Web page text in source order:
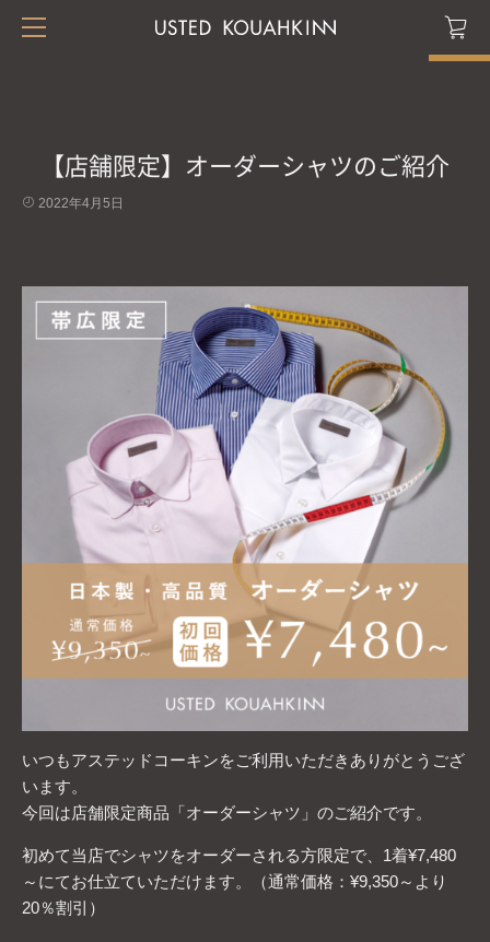
【店舗限定】オーダーシャツのご紹介
2022年4月5日
いつもアステッドコーキンをご利用いただきありがとうござ
います。
今回は店舗限定商品「オーダーシャツ」のご紹介です。
初めて当店でシャツをオーダーされる方限定で、1着¥7,480
～にてお仕立ていただけます。（通常価格：¥9,350～より
20％割引）